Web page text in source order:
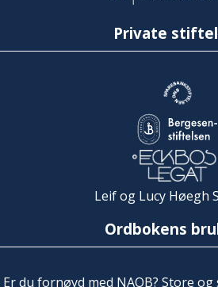
Private
Leif og Lucy Høegh
Ordbokens
Er du fornøyd med NAOB? Store